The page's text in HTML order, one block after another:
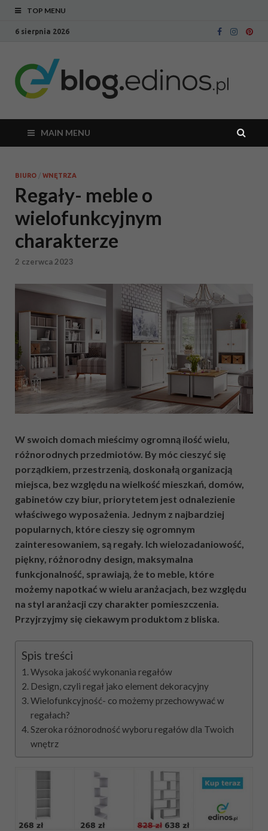
TOP MENU
6 sierpnia 2026
Edinos
MAIN MENU
BIURO / WNĘTRZA
Regały- meble o
wielofunkcyjnym
charakterze
2 czerwca 2023
W swoich domach mieścimy ogromną ilość wielu,
różnorodnych przedmiotów. By móc cieszyć się
porządkiem, przestrzenią, doskonałą organizacją
miejsca, bez względu na wielkość mieszkań, domów,
gabinetów czy biur, priorytetem jest odnalezienie
właściwego wyposażenia. Jednym z najbardziej
popularnych, które cieszy się ogromnym
zainteresowaniem, są regały. Ich wielozadaniowość,
piękny, różnorodny design, maksymalna
funkcjonalność, sprawiają, że to meble, które
możemy napotkać w wielu aranżacjach, bez względu
na styl aranżacji czy charakter pomieszczenia.
Przyjrzyjmy się ciekawym produktom z bliska.
Spis treści
Wysoka jakość wykonania regałów
Design, czyli regał jako element dekoracyjny
Wielofunkcyjność- co możemy przechowywać w
regałach?
Szeroka różnorodność wyboru regałów dla Twoich
wnętrz